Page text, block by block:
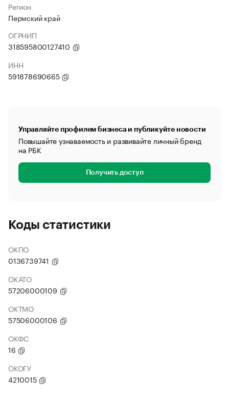
Регион
Пермский край
ОГРНИП
318595800127410
ИНН
591878690665
Управляйте профилем бизнеса и публикуйте новости
Повышайте узнаваемость и развивайте личный бренд
на РБК
Получить доступ
Коды статистики
ОКПО
0136739741
ОКАТО
57206000109
ОКТМО
57506000106
ОКФС
16
ОКОГУ
4210015